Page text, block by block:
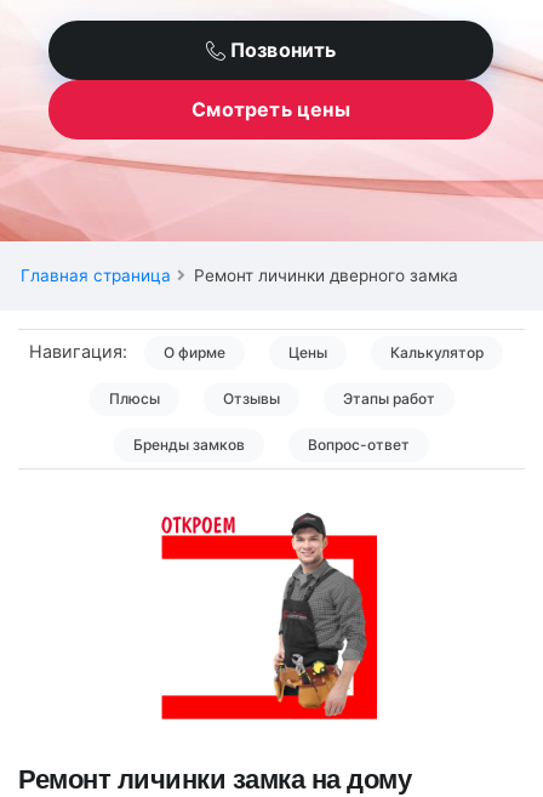
Позвонить
Смотреть цены
Главная страница Ремонт личинки дверного замка
Навигация: О фирме Цены Калькулятор
Плюсы Отзывы Этапы работ
Бренды замков Вопрос-ответ
Ремонт личинки замка на дому